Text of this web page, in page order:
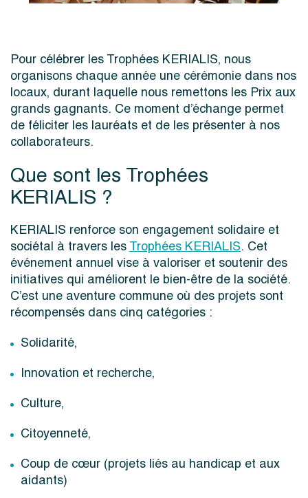
Pour célébrer les Trophées KERIALIS, nous
organisons chaque année une cérémonie dans nos
locaux, durant laquelle nous remettons les Prix aux
grands gagnants. Ce moment d’échange permet
de féliciter les lauréats et de les présenter à nos
collaborateurs.
Que sont les Trophées
KERIALIS ?
KERIALIS renforce son engagement solidaire et
sociétal à travers lesTrophées KERIALIS. Cet
événement annuel vise à valoriser et soutenir des
initiatives qui améliorent le bien-être de la société.
C’est une aventure commune où des projets sont
récompensés dans cinq catégories :
Solidarité,
Innovation et recherche,
Culture,
Citoyenneté,
Coup de cœur (projets liés au handicap et aux
aidants)